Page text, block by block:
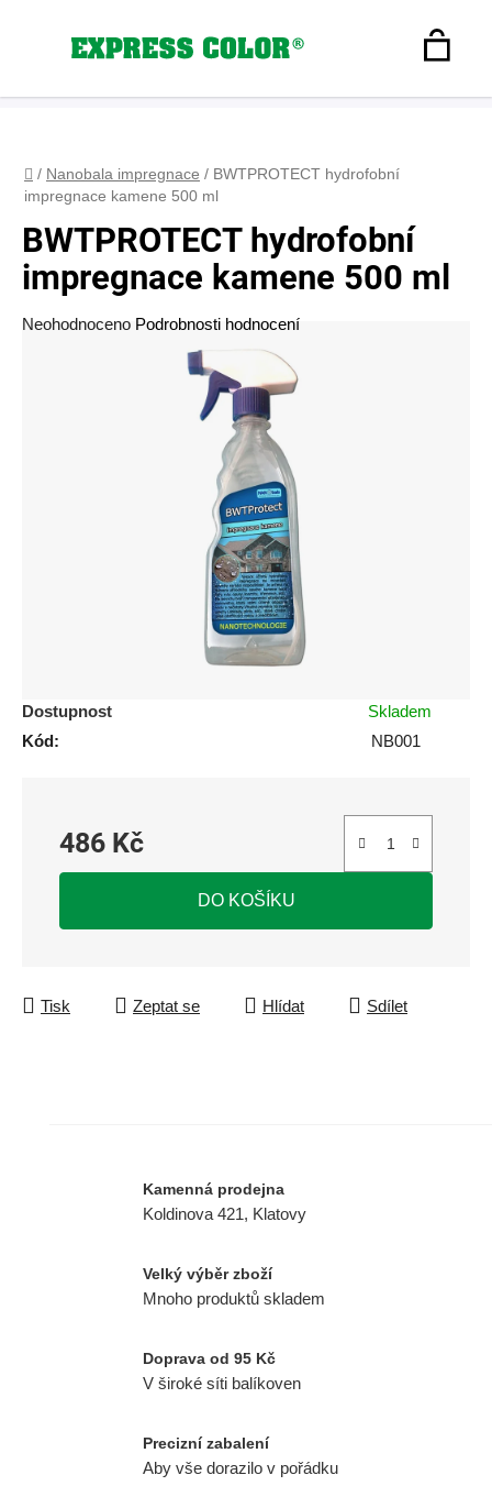
Hledat
Domů
/ Nanobala impregnace / BWTPROTECT hydrofobní
impregnace kamene 500 ml
Dostupnost
Skladem
Kód:
NB001
486 Kč
Měrná cena:
DO KOŠÍKU
Tisk Zeptat se Hlídat Sdílet
BWTPROTECT hydrofobní
impregnace kamene 500 ml
Průměrné
Neohodnoceno Podrobnosti hodnocení
Kamenná prodejna
Koldinova 421, Klatovy
Velký výběr zboží
Mnoho produktů skladem
Doprava od 95 Kč
V široké síti balíkoven
Precizní zabalení
Aby vše dorazilo v pořádku